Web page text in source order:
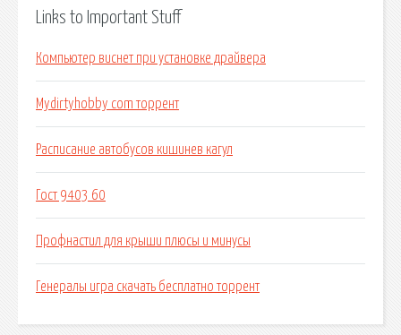
Links to Important Stuff
Компьютер виснет при установке драйвера
Mydirtyhobby com торрент
Расписание автобусов кишинев кагул
Гост 9403 60
Профнастил для крыши плюсы и минусы
Генералы игра скачать бесплатно торрент